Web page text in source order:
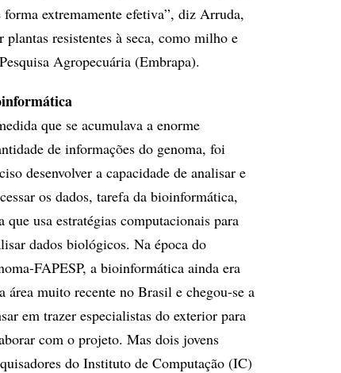
extremamente efetiva”, diz Arruda,
plantas resistentes à seca, como milho e
Agropecuária (Embrapa).
que se acumulava a enorme
de informações do genoma, foi
desenvolver a capacidade de analisar e
os dados, tarefa da bioinformática,
que usa estratégias computacionais para
dados biológicos. Na época do
FAPESP, a bioinformática ainda era
área muito recente no Brasil e chegou-se a
em trazer especialistas do exterior para
com o projeto. Mas dois jovens
do Instituto de Computação (IC)